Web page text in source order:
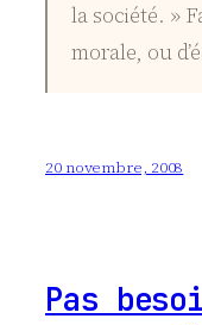
la société. »
morale, ou
20 novembre, 2008
Pas